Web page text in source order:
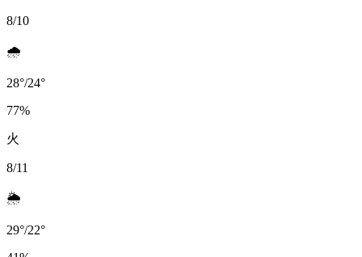
8/10
🌧️
28°/24°
77%
火
8/11
🌦️
29°/22°